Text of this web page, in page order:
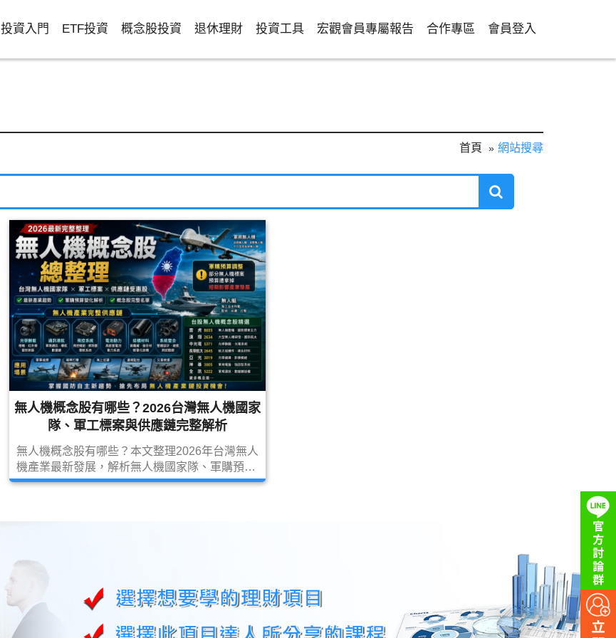
投資入門 ETF投資 概念股投資 退休理財 投資工具 宏觀會員專屬報告 合作專區 會員登入
首頁 網站搜尋
無人機概念股有哪些？2026台灣無人機國家
隊、軍工標案與供應鏈完整解析
無人機概念股有哪些？本文整理2026年台灣無人
機產業最新發展，解析無人機國家隊、軍購預算
變化、軍用無人機、無人艇、光學酬載、通訊導